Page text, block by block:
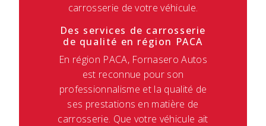
carrosserie de votre véhicule.
Des services de carrosserie
de qualité en région PACA
En région PACA, Fornasero Autos
est reconnue pour son
professionnalisme et la qualité de
ses prestations en matière de
carrosserie. Que votre véhicule ait